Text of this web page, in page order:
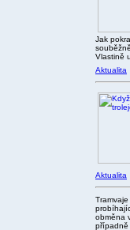
Jak
Vlastině
Aktualita
Aktualita
obměna
případně